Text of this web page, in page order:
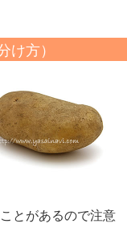
け方）
とがあるので注意